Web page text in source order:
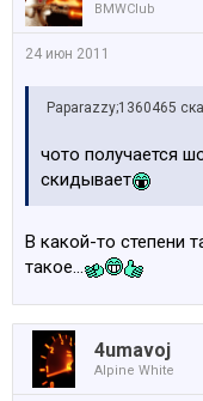
BMWClub
24 июн 2011
Paparazzy;1360465
чото получается
скидывает
В какой-то степени
такое...
4umavoj
Alpine White